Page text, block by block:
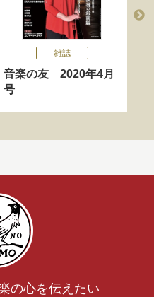
雑誌
音楽の友 2020年4月
号
の心を伝えたい